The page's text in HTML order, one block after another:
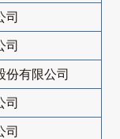
司
司
份有限公司
司
司